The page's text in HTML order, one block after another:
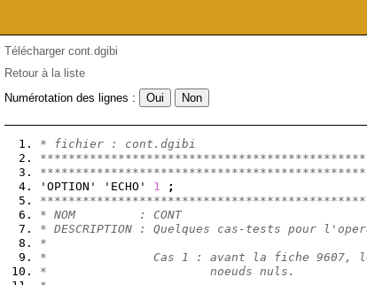
Télécharger cont.dgibi
Retour à la liste
Numérotation des lignes :
* fichier : cont.dgibi
'OPTION' 'ECHO' 1
;
* NOM         : CONT
* DESCRIPTION : Quelques cas-tests pour
*
*               Cas 1 : avant la fiche 9607, le
*                       noeuds nuls.